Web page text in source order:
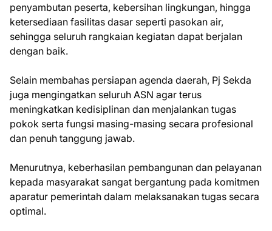
penyambutan peserta, kebersihan lingkungan, hingga
ketersediaan fasilitas dasar seperti pasokan air,
sehingga seluruh rangkaian kegiatan dapat berjalan
dengan baik.
Selain membahas persiapan agenda daerah, Pj Sekda
juga mengingatkan seluruh ASN agar terus
meningkatkan kedisiplinan dan menjalankan tugas
pokok serta fungsi masing-masing secara profesional
dan penuh tanggung jawab.
Menurutnya, keberhasilan pembangunan dan pelayanan
kepada masyarakat sangat bergantung pada komitmen
aparatur pemerintah dalam melaksanakan tugas secara
optimal.